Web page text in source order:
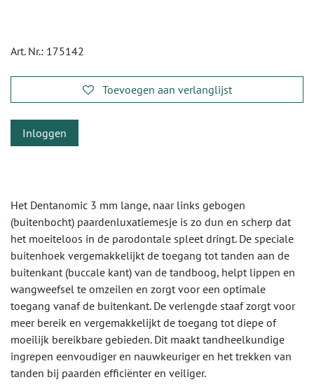
Art. Nr.: 175142
Toevoegen aan verlanglijst
Inloggen
Het Dentanomic 3 mm lange, naar links gebogen
(buitenbocht) paardenluxatiemesje is zo dun en scherp dat
het moeiteloos in de parodontale spleet dringt. De speciale
buitenhoek vergemakkelijkt de toegang tot tanden aan de
buitenkant (buccale kant) van de tandboog, helpt lippen en
wangweefsel te omzeilen en zorgt voor een optimale
toegang vanaf de buitenkant. De verlengde staaf zorgt voor
meer bereik en vergemakkelijkt de toegang tot diepe of
moeilijk bereikbare gebieden. Dit maakt tandheelkundige
ingrepen eenvoudiger en nauwkeuriger en het trekken van
tanden bij paarden efficiënter en veiliger.